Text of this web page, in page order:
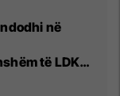
në
të LDK-